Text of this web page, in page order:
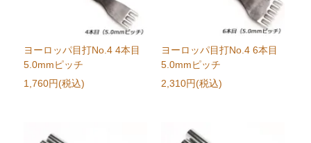
ヨーロッパ目打No.4 4本目
5.0mmピッチ
1,760円(税込)
ヨーロッパ目打No.4 6本目
5.0mmピッチ
2,310円(税込)